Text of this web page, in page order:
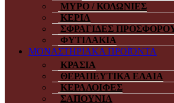
ΜΥΡΟ / ΚΟΛΩΝΙΕΣ
ΚΕΡΙΑ
ΣΦΡΑΓΙΔΕΣ
ΦΥΤΙΛΑΚΙΑ
ΜΟΝΑΣΤΗΡΙΑΚΑ ΠΡΟΪΌΝΤΑ
ΚΡΑΣΙΑ
ΘΕΡΑΠΕΥΤΙΚΑ ΕΛΑΙΑ
ΚΕΡΑΛΟΙΦΕΣ
ΣΑΠΟΥΝΙΑ